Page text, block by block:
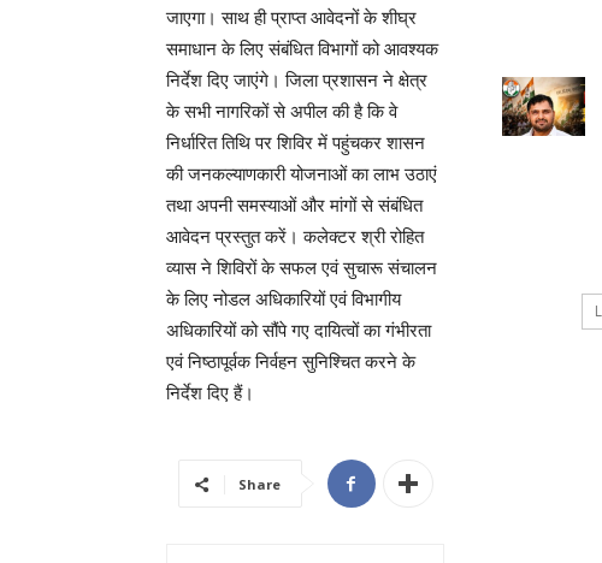
जाएगा। साथ ही प्राप्त आवेदनों के शीघ्र
समाधान के लिए संबंधित विभागों को आवश्यक
निर्देश दिए जाएंगे। जिला प्रशासन ने क्षेत्र
के सभी नागरिकों से अपील की है कि वे
निर्धारित तिथि पर शिविर में पहुंचकर शासन
की जनकल्याणकारी योजनाओं का लाभ उठाएं
तथा अपनी समस्याओं और मांगों से संबंधित
आवेदन प्रस्तुत करें। कलेक्टर श्री रोहित
व्यास ने शिविरों के सफल एवं सुचारू संचालन
के लिए नोडल अधिकारियों एवं विभागीय
अधिकारियों को सौंपे गए दायित्वों का गंभीरता
एवं निष्ठापूर्वक निर्वहन सुनिश्चित करने के
निर्देश दिए हैं।
Share